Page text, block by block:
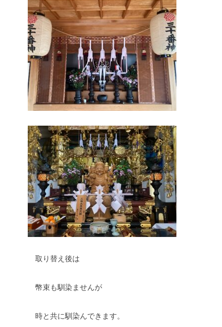
取り替え後は
幣束も馴染ませんが
時と共に馴染んできます。